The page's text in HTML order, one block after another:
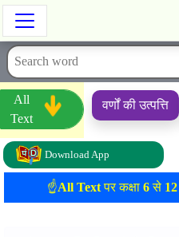
All
Text
वर्णों की उत्पत्ति
Download App
☝️All Textपर कक्षा 6से 12